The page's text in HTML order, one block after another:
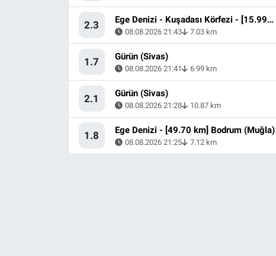
2.3 Ege Denizi - Kuşadası Körfezi - [15.99 km] Söke (Aydın)
08.08.2026 21:43 7.03 km
1.7 Gürün (Sivas)
08.08.2026 21:41 6.99 km
2.1 Gürün (Sivas)
08.08.2026 21:28 10.87 km
1.8 Ege Denizi - [49.70 km] Bodrum (Muğla)
08.08.2026 21:25 7.12 km